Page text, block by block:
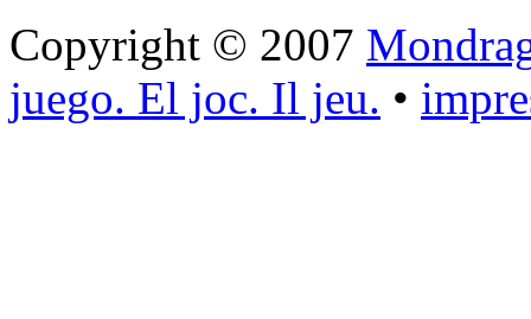
Copyright © 2007
juego. El joc. Il jeu. •